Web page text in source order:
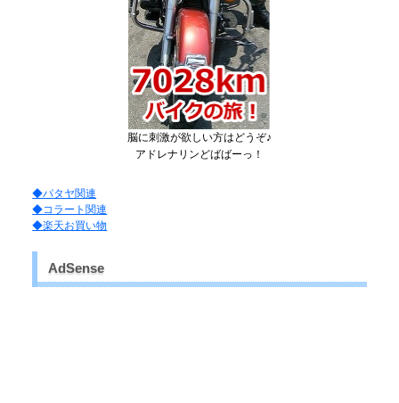
脳に刺激が欲しい方はどうぞ♪
アドレナリンどばばーっ！
◆パタヤ関連
◆コラート関連
◆楽天お買い物
AdSense